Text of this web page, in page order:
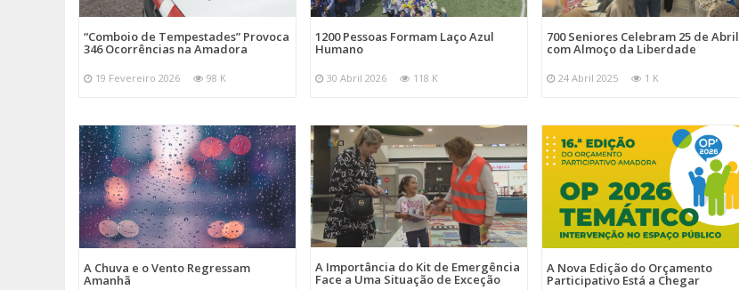
“Comboio de Tempestades” Provoca
346 Ocorrências na Amadora
19 Fevereiro 2026 98 K
1200 Pessoas Formam Laço Azul
Humano
30 Abril 2026 118 K
700 Seniores Celebram 25 de Abril
com Almoço da Liberdade
24 Abril 2025 1 K
A Chuva e o Vento Regressam
Amanhã
A Importância do Kit de Emergência
Face a Uma Situação de Exceção
A Nova Edição do Orçamento
Participativo Está a Chegar